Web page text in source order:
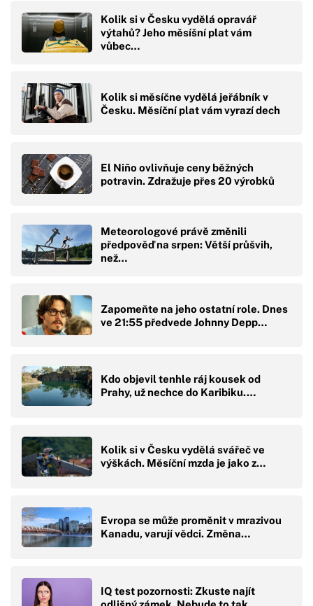
Kolik si v Česku vydělá opravář
výtahů? Jeho měsíšní plat vám
vůbec…
Kolik si měsíčne vydělá jeřábník v
Česku. Měsíční plat vám vyrazí dech
El Niño ovlivňuje ceny běžných
potravin. Zdražuje přes 20 výrobků
Meteorologové právě změnili
předpověď na srpen: Větší průšvih,
než…
Zapomeňte na jeho ostatní role. Dnes
ve 21:55 předvede Johnny Depp…
Kdo objevil tenhle ráj kousek od
Prahy, už nechce do Karibiku.…
Kolik si v Česku vydělá svářeč ve
výškách. Měsíční mzda je jako z…
Evropa se může proměnit v mrazivou
Kanadu, varují vědci. Změna…
IQ test pozornosti: Zkuste najít